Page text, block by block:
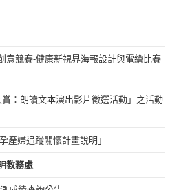
意競賽-健康新視界海報設計與電繪比賽
：朗讀文本演出影片徵選活動」之活動
產婦追蹤關懷計畫說明」
教務處